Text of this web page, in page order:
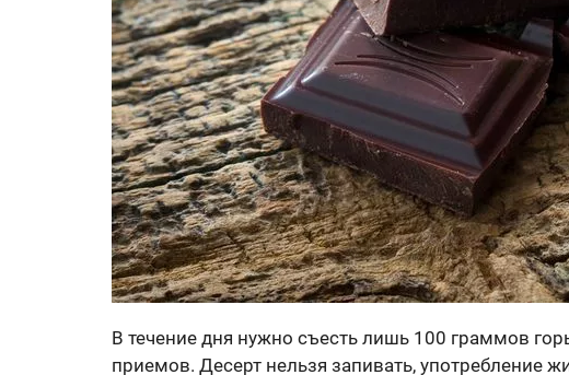
В течение дня нужно съесть лишь 100 граммов
приемов. Десерт нельзя запивать, употребление